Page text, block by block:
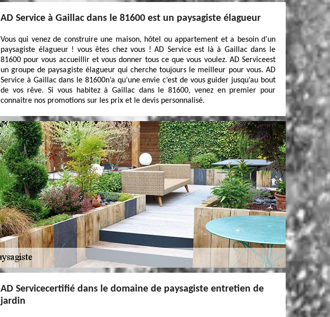
AD Service à Gaillac dans le 81600 est un paysagiste élagueur
Vous qui venez de construire une maison, hôtel ou appartement et a besoin d’un
paysagiste élagueur ! vous êtes chez vous ! AD Service est là à Gaillac dans le
81600 pour vous accueillir et vous donner tous ce que vous voulez. AD Serviceest
un groupe de paysagiste élagueur qui cherche toujours le meilleur pour vous. AD
Service à Gaillac dans le 81600n’a qu’une envie c’est de vous guider jusqu’au bout
de vos rêve. Si vous habitez à Gaillac dans le 81600, venez en premier pour
connaitre nos promotions sur les prix et le devis personnalisé.
AD Servicecertifié dans le domaine de paysagiste entretien de
jardin